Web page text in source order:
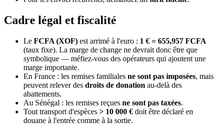
Cadre légal et fiscalité
Le FCFA (XOF) est arrimé à l'euro : 1 € = 655,957 FCFA
(taux fixe). La marge de change ne devrait donc être que
symbolique — méfiez-vous des opérateurs qui ajoutent une
marge importante.
En France : les remises familiales ne sont pas imposées, mais
peuvent relever des droits de donation au-delà des
abattements.
Au Sénégal : les remises reçues ne sont pas taxées.
Tout transport d'espèces > 10 000 € doit être déclaré en
douane à l'entrée comme à la sortie.